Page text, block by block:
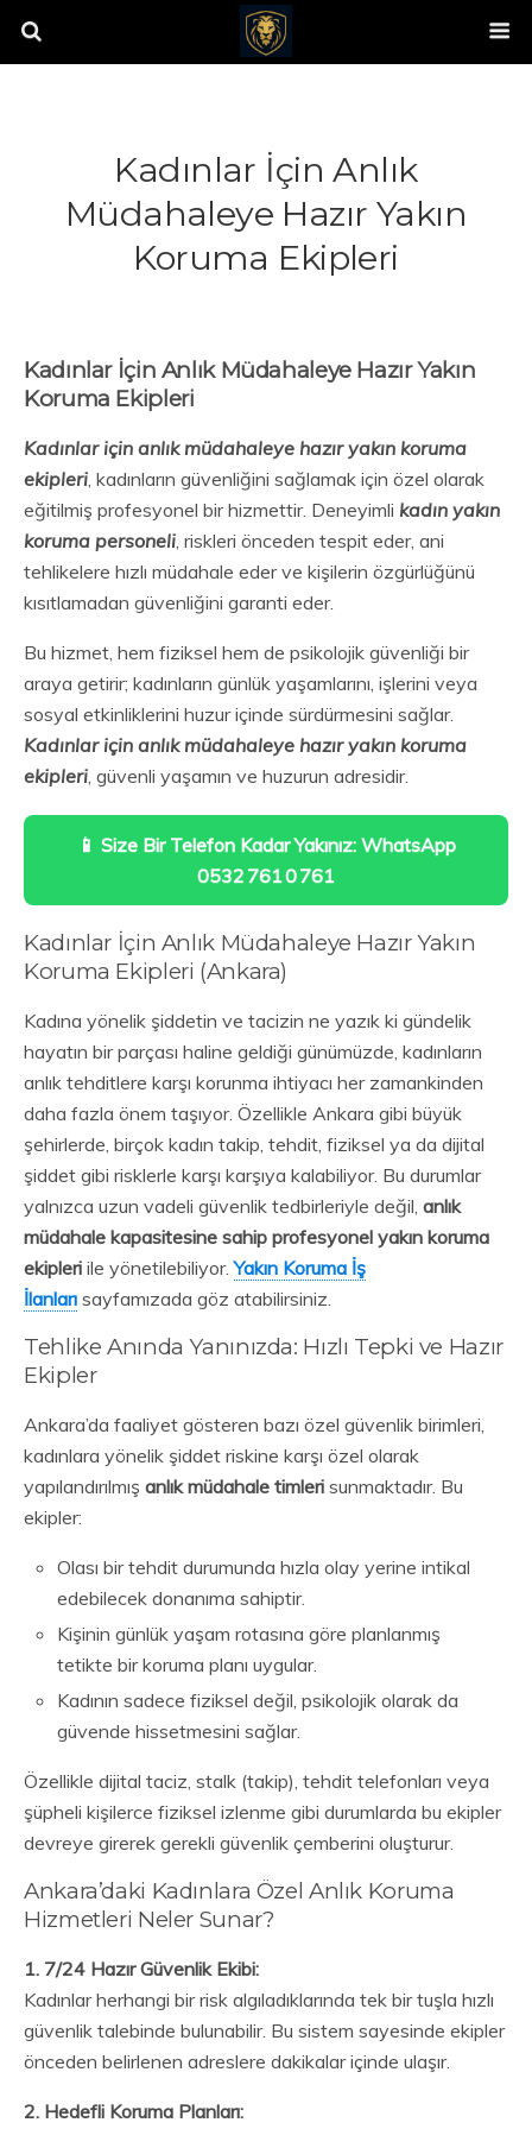
Kadınlar İçin Anlık
Müdahaleye Hazır Yakın
Koruma Ekipleri
Kadınlar İçin Anlık Müdahaleye Hazır Yakın
Koruma Ekipleri
Kadınlar için anlık müdahaleye hazır yakın koruma
ekipleri, kadınların güvenliğini sağlamak için özel olarak
eğitilmiş profesyonel bir hizmettir. Deneyimli kadın yakın
koruma personeli, riskleri önceden tespit eder, ani
tehlikelere hızlı müdahale eder ve kişilerin özgürlüğünü
kısıtlamadan güvenliğini garanti eder.
Bu hizmet, hem fiziksel hem de psikolojik güvenliği bir
araya getirir; kadınların günlük yaşamlarını, işlerini veya
sosyal etkinliklerini huzur içinde sürdürmesini sağlar.
Kadınlar için anlık müdahaleye hazır yakın koruma
ekipleri, güvenli yaşamın ve huzurun adresidir.
📱 Size Bir Telefon Kadar Yakınız: WhatsApp
0532 761 0 761
Kadınlar İçin Anlık Müdahaleye Hazır Yakın
Koruma Ekipleri (Ankara)
Kadına yönelik şiddetin ve tacizin ne yazık ki gündelik
hayatın bir parçası haline geldiği günümüzde, kadınların
anlık tehditlere karşı korunma ihtiyacı her zamankinden
daha fazla önem taşıyor. Özellikle Ankara gibi büyük
şehirlerde, birçok kadın takip, tehdit, fiziksel ya da dijital
şiddet gibi risklerle karşı karşıya kalabiliyor. Bu durumlar
yalnızca uzun vadeli güvenlik tedbirleriyle değil, anlık
müdahale kapasitesine sahip profesyonel yakın koruma
ekipleri ile yönetilebiliyor.Yakın Koruma İş
İlanları sayfamızada göz atabilirsiniz.
Tehlike Anında Yanınızda: Hızlı Tepki ve Hazır
Ekipler
Ankara’da faaliyet gösteren bazı özel güvenlik birimleri,
kadınlara yönelik şiddet riskine karşı özel olarak
yapılandırılmış anlık müdahale timleri sunmaktadır. Bu
ekipler:
Olası bir tehdit durumunda hızla olay yerine intikal
edebilecek donanıma sahiptir.
Kişinin günlük yaşam rotasına göre planlanmış
tetikte bir koruma planı uygular.
Kadının sadece fiziksel değil, psikolojik olarak da
güvende hissetmesini sağlar.
Özellikle dijital taciz, stalk (takip), tehdit telefonları veya
şüpheli kişilerce fiziksel izlenme gibi durumlarda bu ekipler
devreye girerek gerekli güvenlik çemberini oluşturur.
Ankara’daki Kadınlara Özel Anlık Koruma
Hizmetleri Neler Sunar?
1. 7/24 Hazır Güvenlik Ekibi:
Kadınlar herhangi bir risk algıladıklarında tek bir tuşla hızlı
güvenlik talebinde bulunabilir. Bu sistem sayesinde ekipler
önceden belirlenen adreslere dakikalar içinde ulaşır.
2. Hedefli Koruma Planları: